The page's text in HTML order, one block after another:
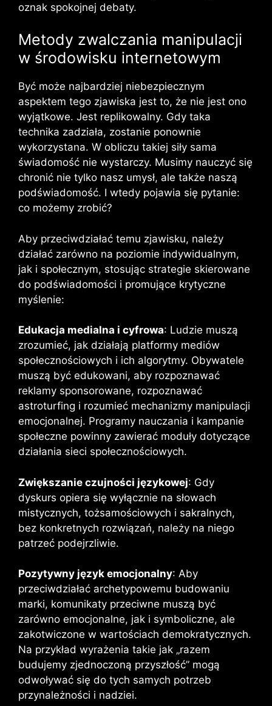
oznak spokojnej debaty.
Metody zwalczania manipulacji
w środowisku internetowym
Być może najbardziej niebezpiecznym
aspektem tego zjawiska jest to, że nie jest ono
wyjątkowe. Jest replikowalny. Gdy taka
technika zadziała, zostanie ponownie
wykorzystana. W obliczu takiej siły sama
świadomość nie wystarczy. Musimy nauczyć się
chronić nie tylko nasz umysł, ale także naszą
podświadomość. I wtedy pojawia się pytanie:
co możemy zrobić?
Aby przeciwdziałać temu zjawisku, należy
działać zarówno na poziomie indywidualnym,
jak i społecznym, stosując strategie skierowane
do podświadomości i promujące krytyczne
myślenie:
Edukacja medialna i cyfrowa: Ludzie muszą
zrozumieć, jak działają platformy mediów
społecznościowych i ich algorytmy. Obywatele
muszą być edukowani, aby rozpoznawać
reklamy sponsorowane, rozpoznawać
astroturfing i rozumieć mechanizmy manipulacji
emocjonalnej. Programy nauczania i kampanie
społeczne powinny zawierać moduły dotyczące
działania sieci społecznościowych.
Zwiększanie czujności językowej: Gdy
dyskurs opiera się wyłącznie na słowach
mistycznych, tożsamościowych i sakralnych,
bez konkretnych rozwiązań, należy na niego
patrzeć podejrzliwie.
Pozytywny język emocjonalny: Aby
przeciwdziałać archetypowemu budowaniu
marki, komunikaty przeciwne muszą być
zarówno emocjonalne, jak i symboliczne, ale
zakotwiczone w wartościach demokratycznych.
Na przykład wyrażenia takie jak „razem
budujemy zjednoczoną przyszłość” mogą
odwoływać się do tych samych potrzeb
przynależności i nadziei.